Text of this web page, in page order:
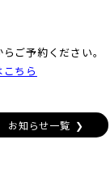
ご予約ください。
ちら
お知らせ一覧